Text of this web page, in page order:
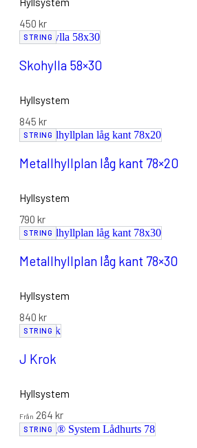
450 kr
STRING
Skohylla 58×30
Hyllsystem
845 kr
STRING
Metallhyllplan låg kant 78×20
Hyllsystem
790 kr
STRING
Metallhyllplan låg kant 78×30
Hyllsystem
840 kr
STRING
J Krok
Hyllsystem
Från 264 kr
STRING